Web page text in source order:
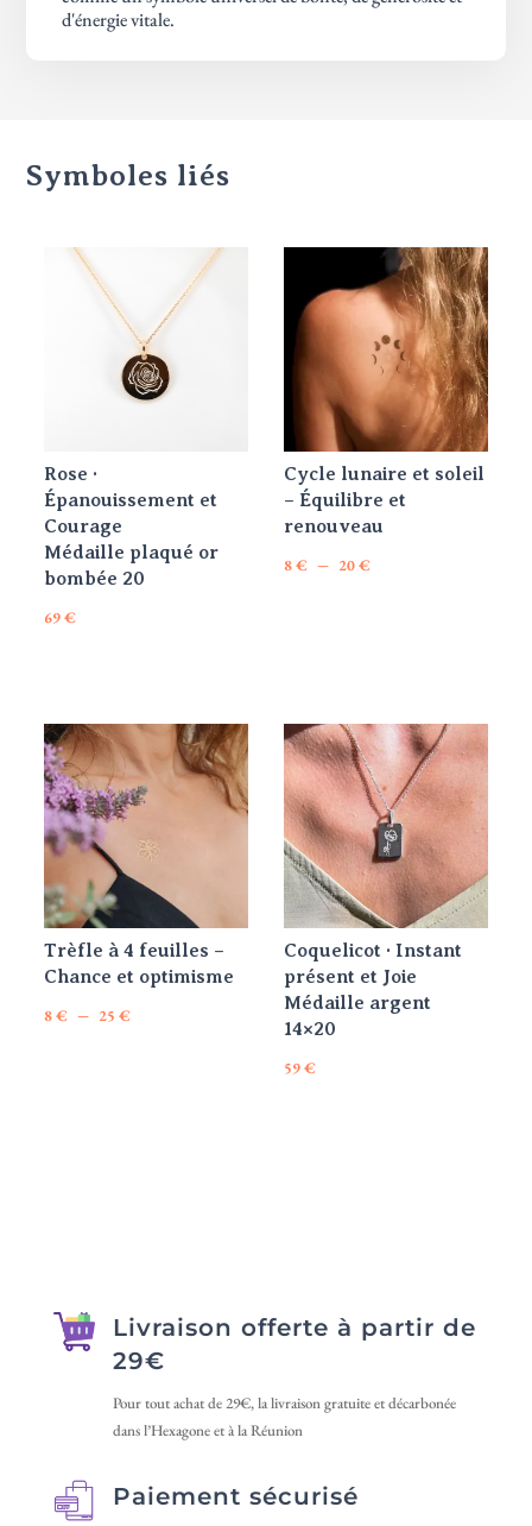
d'énergie vitale.
Symboles liés
Rose ·
Épanouissement et
Courage
Médaille plaqué or
bombée 20
69€
Cycle lunaire et soleil
– Équilibre et
renouveau
8€ – 20€Plage
variations.
Les
options
peuvent
être
choisies
sur
la
page
du
produit
Trèfle à 4 feuilles –
Chance et optimisme
8€ – 25€Plage
choisies
sur
produit
Coquelicot · Instant
présent et Joie
Médaille argent
14×20
59€
Livraison offerte à partir de
29€
Pour tout achat de 29€, la livraison gratuite et décarbonée
dans l’Hexagone et à la Réunion
Paiement sécurisé